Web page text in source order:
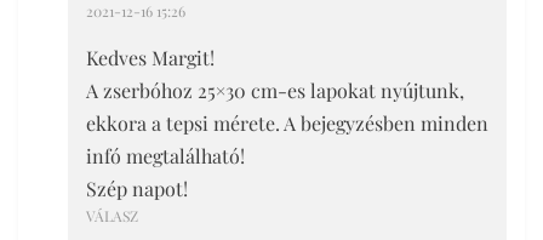
The Real Person Badge!
Anti-Spam by CleanTalk
2021-12-16 15:26
Kedves Margit!
A zserbóhoz 25×30 cm-es lapokat nyújtunk,
ekkora a tepsi mérete. A bejegyzésben minden
infó megtalálható!
Szép napot!
VÁLASZ